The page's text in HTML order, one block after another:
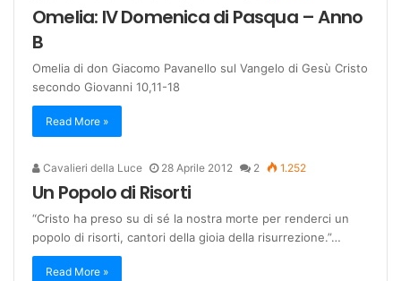
Omelia: IV Domenica di Pasqua – Anno
B
Omelia di don Giacomo Pavanello sul Vangelo di Gesù Cristo
secondo Giovanni 10,11-18
Read More »
Cavalieri della Luce 28 Aprile 2012 2 1.252
Un Popolo di Risorti
“Cristo ha preso su di sé la nostra morte per renderci un
popolo di risorti, cantori della gioia della risurrezione.”…
Read More »